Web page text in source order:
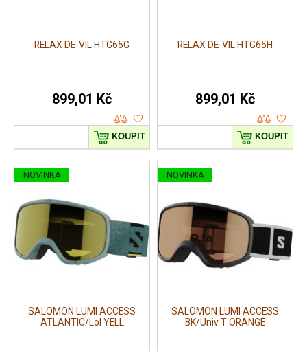
RELAX DE-VIL HTG65G
899,01 Kč
KOUPIT
RELAX DE-VIL HTG65H
899,01 Kč
KOUPIT
NOVINKA
SALOMON LUMI ACCESS
ATLANTIC/Lol YELL
NOVINKA
SALOMON LUMI ACCESS
BK/Univ T ORANGE